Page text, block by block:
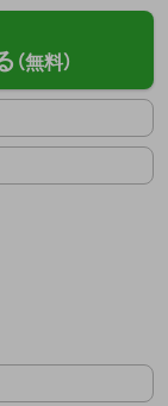
（無料）